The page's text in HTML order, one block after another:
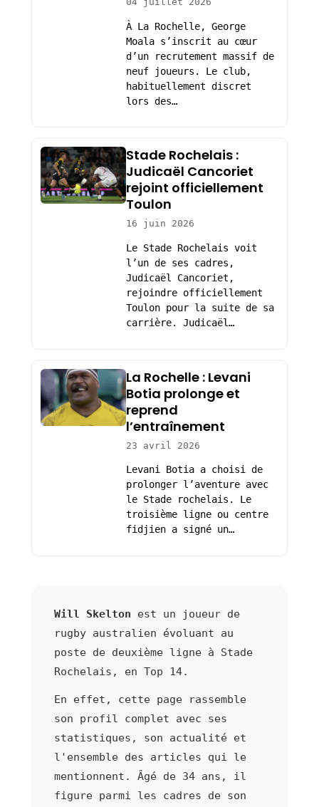
À La Rochelle, George
Moala s’inscrit au cœur
d’un recrutement massif de
neuf joueurs. Le club,
habituellement discret
lors des…
Stade Rochelais :
Judicaël Cancoriet
rejoint officiellement
Toulon
16 juin 2026
Le Stade Rochelais voit
l’un de ses cadres,
Judicaël Cancoriet,
rejoindre officiellement
Toulon pour la suite de sa
carrière. Judicaël…
La Rochelle : Levani
Botia prolonge et
reprend
l’entraînement
23 avril 2026
Levani Botia a choisi de
prolonger l’aventure avec
le Stade rochelais. Le
troisième ligne ou centre
fidjien a signé un…
Will Skelton est un joueur de
rugby australien évoluant au
poste de deuxième ligne à Stade
Rochelais, en Top 14.
En effet, cette page rassemble
son profil complet avec ses
statistiques, son actualité et
l'ensemble des articles qui le
mentionnent. Âgé de 34 ans, il
figure parmi les cadres de son